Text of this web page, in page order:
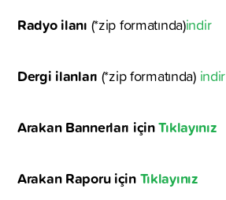
Radyo ilanı (*zip formatında)indir
Dergi ilanları (*zip formatında) indir
Arakan Bannerları içinTıklayınız
Arakan Raporu içinTıklayınız